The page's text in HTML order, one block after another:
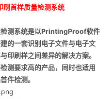
首样质量检测系统
测系统是以PrintingProof软件
的一套识别电子文件与电子文
印刷样之间差异的解决方案。
测要求高的产品，同时也适用
件检测。